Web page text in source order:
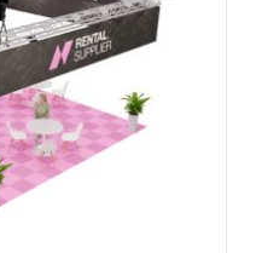
(L x B) (takels
wens aan te
zwart